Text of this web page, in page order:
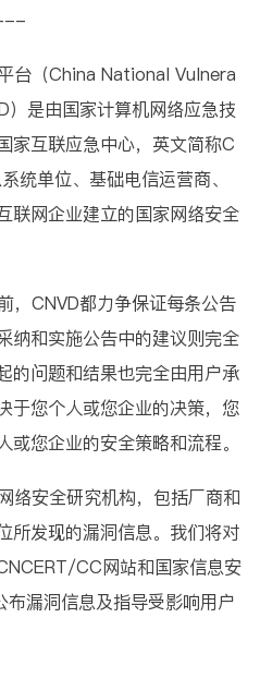
台（China National Vulnera
是由国家计算机网络应急技
家互联应急中心，英文简称C
统单位、基础电信运营商、
联网企业建立的国家网络安全
，CNVD都力争保证每条公告
纳和实施公告中的建议则完全
的问题和结果也完全由用户承
于您个人或您企业的决策，您
您企业的安全策略和流程。
络安全研究机构，包括厂商和
所发现的漏洞信息。我们将对
CC网站和国家信息安
漏洞信息及指导受影响用户